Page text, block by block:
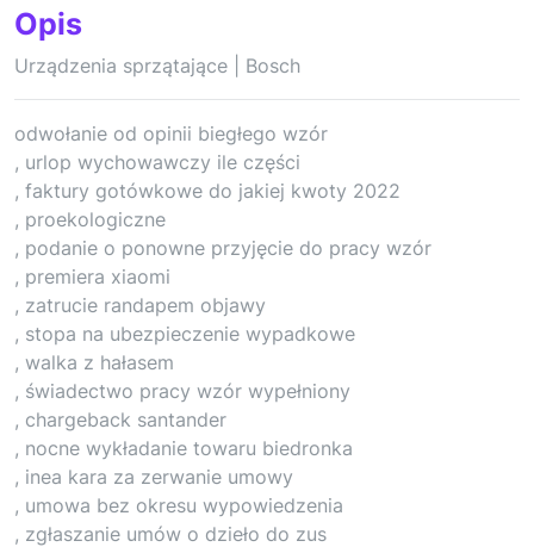
Opis
Urządzenia sprzątające | Bosch
odwołanie od opinii biegłego wzór
, urlop wychowawczy ile części
, faktury gotówkowe do jakiej kwoty 2022
, proekologiczne
, podanie o ponowne przyjęcie do pracy wzór
, premiera xiaomi
, zatrucie randapem objawy
, stopa na ubezpieczenie wypadkowe
, walka z hałasem
, świadectwo pracy wzór wypełniony
, chargeback santander
, nocne wykładanie towaru biedronka
, inea kara za zerwanie umowy
, umowa bez okresu wypowiedzenia
, zgłaszanie umów o dzieło do zus